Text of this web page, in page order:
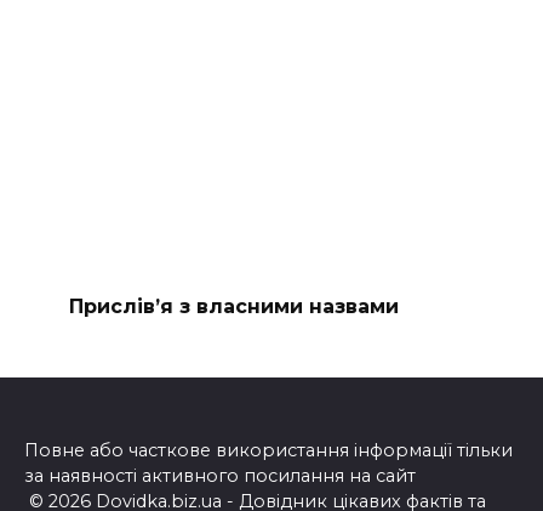
Прислів’я з власними назвами
Повне або часткове використання інформації тільки
за наявності активного посилання на сайт
© 2026 Dovidka.biz.ua - Довідник цікавих фактів та